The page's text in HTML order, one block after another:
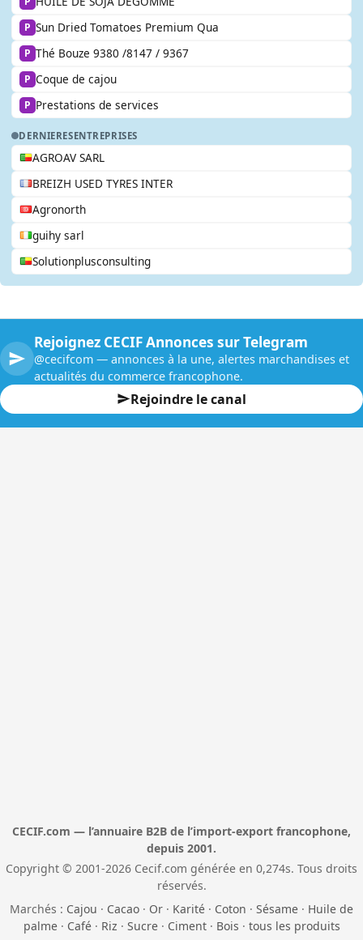
P Sun Dried Tomatoes Premium Qua
P Thé Bouze 9380 /8147 / 9367
P Coque de cajou
P Prestations de services
DERNIERESENTREPRISES
AGROAV SARL
BREIZH USED TYRES INTER
Agronorth
guihy sarl
Solutionplusconsulting
Rejoignez CECIF Annonces sur Telegram
@cecifcom — annonces à la une, alertes marchandises et
actualités du commerce francophone.
Rejoindre le canal
CECIF.com — l’annuaire B2B de l’import-export francophone,
depuis 2001.
Copyright © 2001-2026 Cecif.com générée en 0,274s. Tous droits
réservés.
Marchés : Cajou · Cacao · Or · Karité · Coton · Sésame · Huile de
palme· Café· Riz · Sucre· Ciment· Bois · tous les produits